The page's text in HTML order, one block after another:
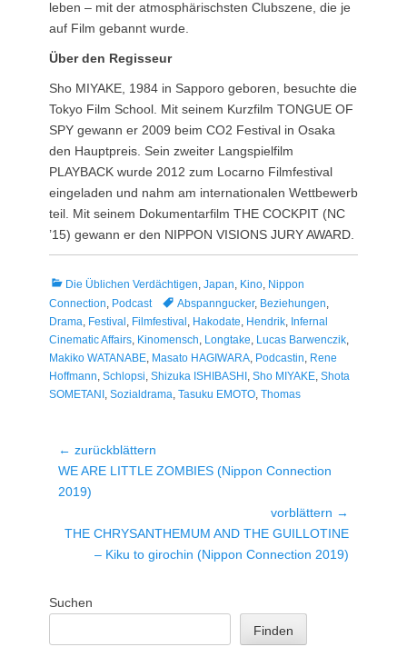
leben – mit der atmosphärischsten Clubszene, die je
auf Film gebannt wurde.
Über den Regisseur
Sho MIYAKE, 1984 in Sapporo geboren, besuchte die
Tokyo Film School. Mit seinem Kurzfilm TONGUE OF
SPY gewann er 2009 beim CO2 Festival in Osaka
den Hauptpreis. Sein zweiter Langspielfilm
PLAYBACK wurde 2012 zum Locarno Filmfestival
eingeladen und nahm am internationalen Wettbewerb
teil. Mit seinem Dokumentarfilm THE COCKPIT (NC
’15) gewann er den NIPPON VISIONS JURY AWARD.
Kategorien
Die Üblichen Verdächtigen, Japan, Kino, Nippon
Connection, Podcast TagsAbspanngucker, Beziehungen,
Drama, Festival , Filmfestival , Hakodate, Hendrik, Infernal
Cinematic Affairs, Kinomensch, Longtake, Lucas Barwenczik,
Makiko WATANABE, Masato HAGIWARA, Podcastin, Rene
Hoffmann, Schlopsi, Shizuka ISHIBASHI , Sho MIYAKE, Shota
SOMETANI , Sozialdrama, Tasuku EMOTO, Thomas
Beitragsnavigation
← zurückblättern
Vorheriger
Beitrag:
WE ARE LITTLE ZOMBIES (Nippon Connection
2019)
vorblättern →
Nächster
Beitrag:
THE CHRYSANTHEMUM AND THE GUILLOTINE
– Kiku to girochin (Nippon Connection 2019)
Suchen
Finden